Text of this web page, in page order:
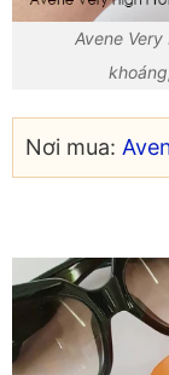
Avene
Nơi mua: